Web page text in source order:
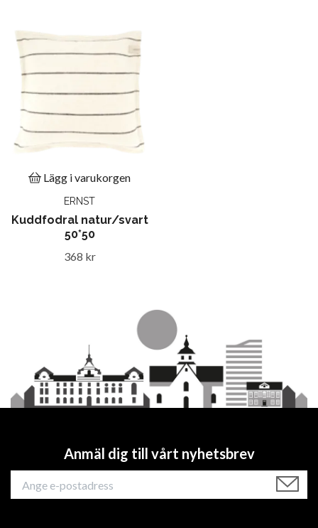
Lägg i varukorgen
ERNST
Kuddfodral natur/svart
50*50
368 kr
Anmäl dig till vårt nyhetsbrev